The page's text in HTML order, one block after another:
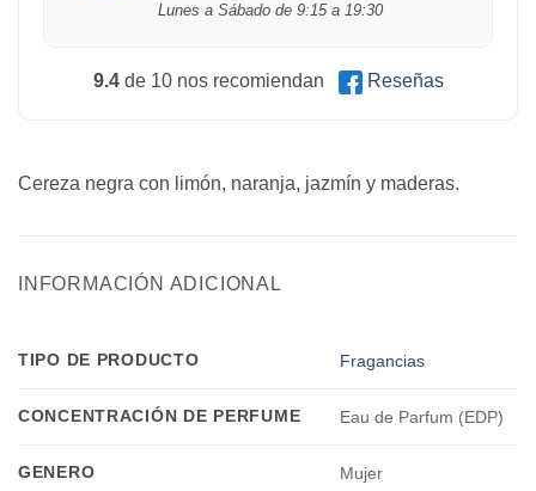
Lunes a Sábado de 9:15 a 19:30
9.4de 10 nos recomiendan Reseñas
Cereza negra con limón, naranja, jazmín y maderas.
INFORMACIÓN ADICIONAL
TIPO DE PRODUCTO Fragancias
CONCENTRACIÓN DE PERFUME Eau de Parfum (EDP)
GENERO Mujer